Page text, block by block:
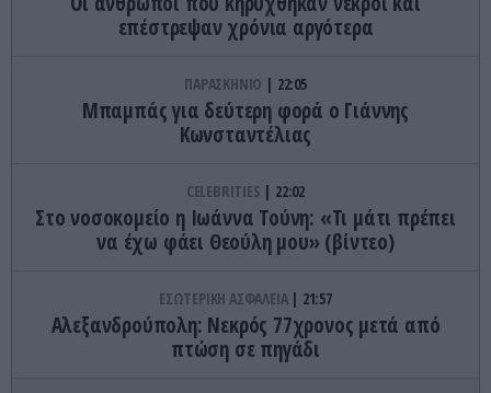
επέστρεψαν χρόνια αργότερα
ΠΑΡΑΣΚΗΝΙΟ 22:05
Μπαμπάς για δεύτερη φορά ο Γιάννης
Κωνσταντέλιας
CELEBRITIES 22:02
Στο νοσοκομείο η Ιωάννα Τούνη: «Τι μάτι πρέπει
να έχω φάει Θεούλη μου» (βίντεο)
ΕΣΩΤΕΡΙΚΗ ΑΣΦΑΛΕΙΑ 21:57
Αλεξανδρούπολη: Νεκρός 77χρονος μετά από
πτώση σε πηγάδι